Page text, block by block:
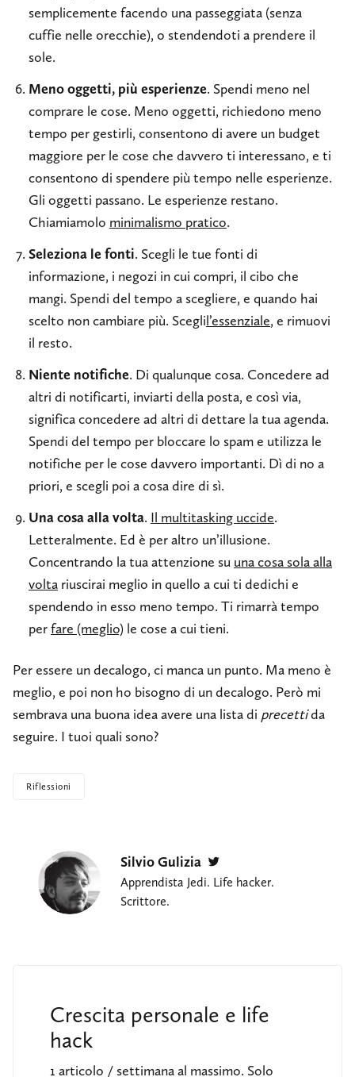
semplicemente facendo una passeggiata (senza
cuffie nelle orecchie), o stendendoti a prendere il
sole.
Meno oggetti, più esperienze. Spendi meno nel
comprare le cose. Meno oggetti, richiedono meno
tempo per gestirli, consentono di avere un budget
maggiore per le cose che davvero ti interessano, e ti
consentono di spendere più tempo nelle esperienze.
Gli oggetti passano. Le esperienze restano.
Chiamiamolo minimalismo pratico.
Seleziona le fonti. Scegli le tue fonti di
informazione, i negozi in cui compri, il cibo che
mangi. Spendi del tempo a scegliere, e quando hai
scelto non cambiare più. Sceglil’essenziale, e rimuovi
il resto.
Niente notifiche. Di qualunque cosa. Concedere ad
altri di notificarti, inviarti della posta, e così via,
significa concedere ad altri di dettare la tua agenda.
Spendi del tempo per bloccare lo spam e utilizza le
notifiche per le cose davvero importanti. Dì di no a
priori, e scegli poi a cosa dire di sì.
Una cosa alla volta. Il multitasking uccide.
Letteralmente. Ed è per altro un’illusione.
Concentrando la tua attenzione su una cosa sola alla
volta riuscirai meglio in quello a cui ti dedichi e
spendendo in esso meno tempo. Ti rimarrà tempo
perfare (meglio) le cose a cui tieni.
Per essere un decalogo, ci manca un punto. Ma meno è
meglio, e poi non ho bisogno di un decalogo. Però mi
sembrava una buona idea avere una lista di precettida
seguire. I tuoi quali sono?
Riflessioni
Silvio Gulizia
Apprendista Jedi. Life hacker.
Scrittore.
Crescita personale e life
hack
1 articolo / settimana al massimo. Solo